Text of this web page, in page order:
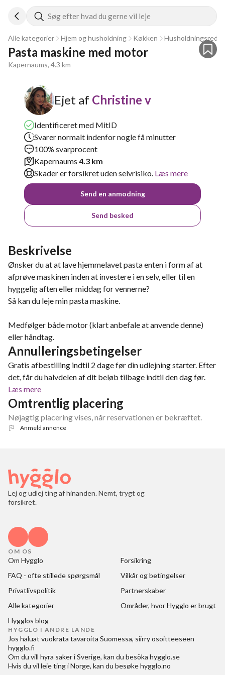
Søg efter hvad du gerne vil leje
Alle kategorier Hjem og husholdning Køkken
Pasta maskine med motor
Kapernaums, 4.3 km
Ejet af Christine v
Identificeret med MitID
Svarer normalt indenfor nogle få minutter
100% svarprocent
Kapernaums 4.3 km
Skader er forsikret uden selvrisiko. Læs mere
Send en anmodning
Send besked
Beskrivelse
Ønsker du at at lave hjemmelavet pasta enten i form af at
afprøve maskinen inden at investere i en selv, eller til en
hyggelig aften eller middag for vennerne?
Så kan du leje min pasta maskine.
Medfølger både motor (klart anbefale at anvende denne)
eller håndtag.
Annulleringsbetingelser
Gratis afbestilling indtil 2 dage før din udlejning starter. Efter
det, får du halvdelen af dit beløb tilbage indtil den dag før.
Læs mere
Omtrentlig placering
Nøjagtig placering vises, når reservationen er bekræftet.
Anmeld annonce
Lej og udlej ting af hinanden. Nemt, trygt og
forsikret.
OM OS
Om Hygglo
Forsikring
FAQ - ofte stillede spørgsmål
Vilkår og betingelser
Privatlivspolitik
Partnerskaber
Alle kategorier
Områder, hvor Hygglo er brugt
Hygglos blog
HYGGLO I ANDRE LANDE
Jos haluat vuokrata tavaroita Suomessa, siirry osoitteeseen
hygglo.fi
Om du vill hyra saker i Sverige, kan du besöka hygglo.se
Hvis du vil leie ting i Norge, kan du besøkehygglo.no